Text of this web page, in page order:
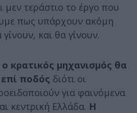
μεν τεράστιο το έργο που
πως υπάρχουν ακόμη
και θα γίνουν.
ο κρατικός μηχανισμός θα
επί ποδός διότι οι
για φαινόμενα
κεντρική Ελλάδα. Η